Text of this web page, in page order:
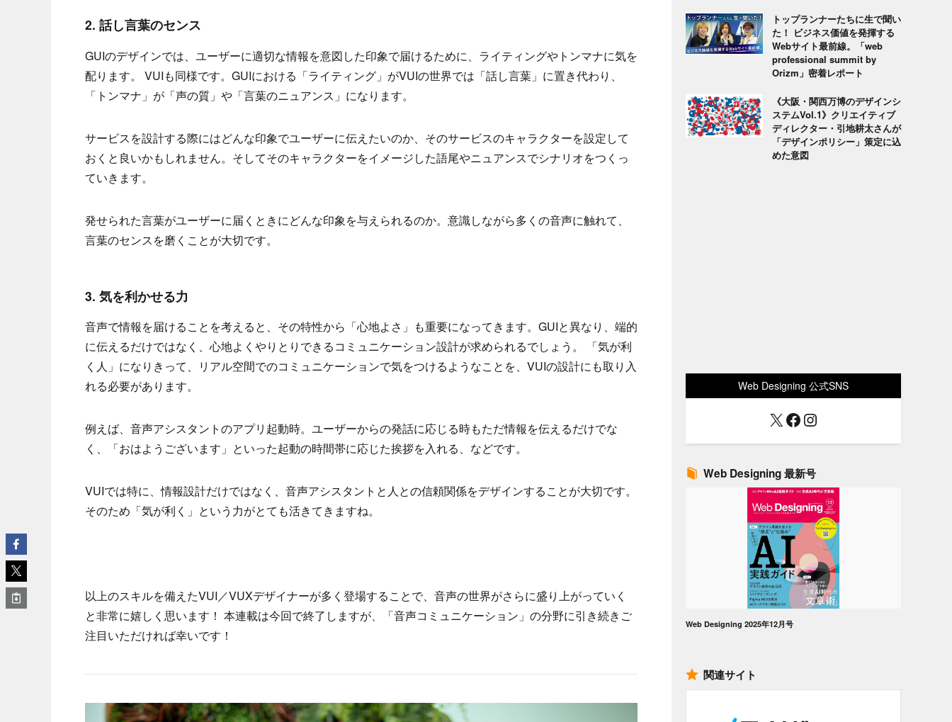
2. 話し言葉のセンス
GUIのデザインでは、ユーザーに適切な情報を意図した印象で届けるために、ライティングやトンマナに気を
配ります。 VUIも同様です。GUIにおける「ライティング」がVUIの世界では「話し言葉」に置き代わり、
「トンマナ」が「声の質」や「言葉のニュアンス」になります。
サービスを設計する際にはどんな印象でユーザーに伝えたいのか、そのサービスのキャラクターを設定して
おくと良いかもしれません。そしてそのキャラクターをイメージした語尾やニュアンスでシナリオをつくっ
ていきます。
発せられた言葉がユーザーに届くときにどんな印象を与えられるのか。意識しながら多くの音声に触れて、
言葉のセンスを磨くことが大切です。
3. 気を利かせる力
音声で情報を届けることを考えると、その特性から「心地よさ」も重要になってきます。GUIと異なり、端的
に伝えるだけではなく、心地よくやりとりできるコミュニケーション設計が求められるでしょう。 「気が利
く人」になりきって、リアル空間でのコミュニケーションで気をつけるようなことを、VUIの設計にも取り入
れる必要があります。
例えば、音声アシスタントのアプリ起動時。ユーザーからの発話に応じる時もただ情報を伝えるだけでな
く、「おはようございます」といった起動の時間帯に応じた挨拶を入れる、などです。
VUIでは特に、情報設計だけではなく、音声アシスタントと人との信頼関係をデザインすることが大切です。
そのため「気が利く」という力がとても活きてきますね。
以上のスキルを備えたVUI／VUXデザイナーが多く登場することで、音声の世界がさらに盛り上がっていく
と非常に嬉しく思います！ 本連載は今回で終了しますが、「音声コミュニケーション」の分野に引き続きご
注目いただければ幸いです！
トップランナーたちに生で聞い
た！ ビジネス価値を発揮する
Webサイト最前線。「web
professional summit by
Orizm」密着レポート
《大阪・関西万博のデザインシ
ステムVol.1》クリエイティブ
ディレクター・引地耕太さんが
「デザインポリシー」策定に込
めた意図
Web Designing 公式SNS
X Facebook
Instagram
Web Designing 最新号
Web Designing 2025年12月号
関連サイト